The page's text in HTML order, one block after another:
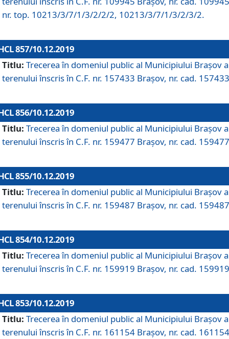
nr. top. 10213/3/7/1/3/2/2/2, 10213/3/7/1/3/2/3/2.
857/10.12.2019
Titlu: Trecerea în domeniul public al Municipiului Braşov a
terenului înscris în C.F. nr. 157433 Brașov, nr. cad.
856/10.12.2019
Titlu: Trecerea în domeniul public al Municipiului Braşov a
terenului înscris în C.F. nr. 159477 Brașov, nr. cad.
855/10.12.2019
Titlu: Trecerea în domeniul public al Municipiului Braşov a
terenului înscris în C.F. nr. 159487 Brașov, nr. cad.
854/10.12.2019
Titlu: Trecerea în domeniul public al Municipiului Braşov a
terenului înscris în C.F. nr. 159919 Brașov, nr. cad.
853/10.12.2019
Titlu: Trecerea în domeniul public al Municipiului Braşov a
terenului înscris în C.F. nr. 161154 Brașov, nr. cad.